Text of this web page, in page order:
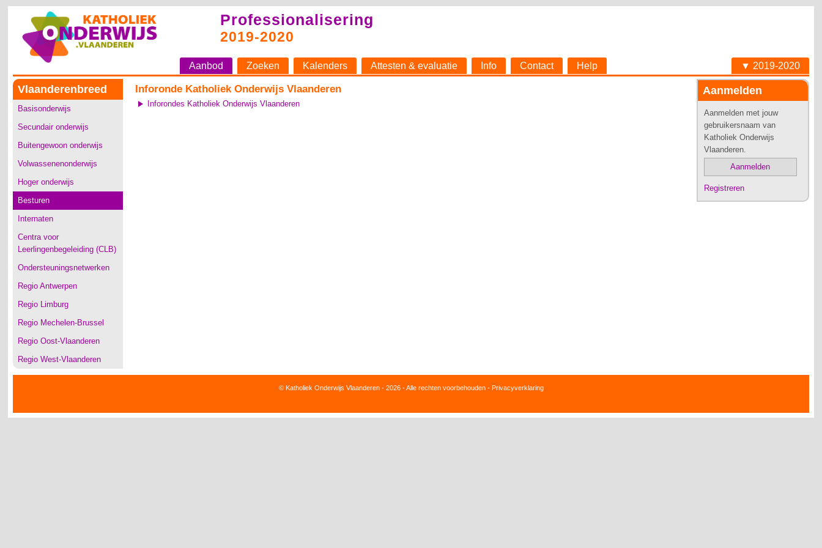
Professionalisering
2019-2020
Aanbod Zoeken Kalenders Attesten & evaluatie Info Contact Help ▼ 2019-2020
Vlaanderenbreed
Basisonderwijs
Secundair onderwijs
Buitengewoon onderwijs
Volwassenenonderwijs
Hoger onderwijs
Besturen
Internaten
Centra voor
Leerlingenbegeleiding (CLB)
Ondersteuningsnetwerken
Regio Antwerpen
Regio Limburg
Regio Mechelen-Brussel
Regio Oost-Vlaanderen
Regio West-Vlaanderen
Aanmelden
Aanmelden met jouw
gebruikersnaam van
Katholiek Onderwijs
Vlaanderen.
Aanmelden
Registreren
Inforonde Katholiek Onderwijs Vlaanderen
Inforondes Katholiek Onderwijs Vlaanderen
© Katholiek Onderwijs Vlaanderen - 2026 - Alle rechten voorbehouden - Privacyverklaring